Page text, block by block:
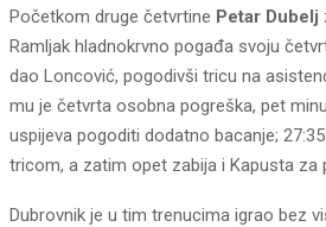
Početkom druge četvrtine Petar Dubelj
Ramljak hladnokrvno pogađa svoju
dao Loncović, pogodivši tricu na
mu je četvrta osobna pogreška, pet
uspijeva pogoditi dodatno bacanje; 27:35.
tricom, a zatim opet zabija i Kapusta za
Dubrovnik je u tim trenucima igrao bez